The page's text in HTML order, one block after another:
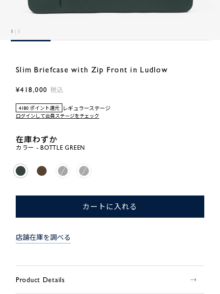
1 | 5
Slim Briefcase with Zip Front in Ludlow
¥418,000 税込
4180 ポイント還元 レギュラーステージ
ログインして会員ステージをチェック
在庫わずか
カラー - BOTTLE GREEN
カートに入れる
店舗在庫を調べる
Product Details